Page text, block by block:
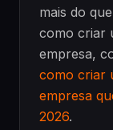
mais do
como criar
empresa,
como criar
empresa
2026.